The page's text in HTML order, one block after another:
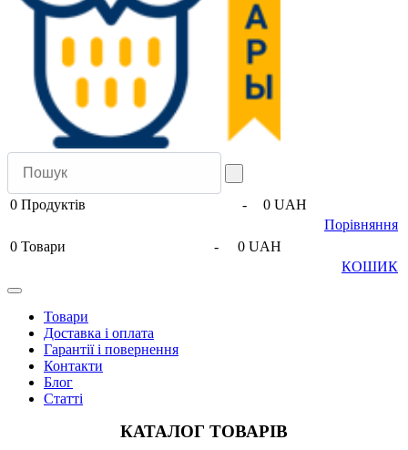
0 Продуктів -
0 UAH
Порівняння
0 Товари -
0 UAH
КОШИК
Товари
Доставка і оплата
Гарантії і повернення
Контакти
Блог
Статті
КАТАЛОГ ТОВАРІВ